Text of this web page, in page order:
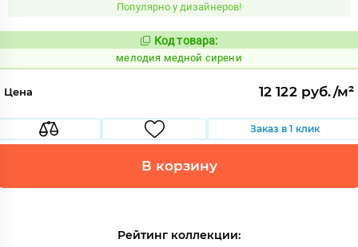
Популярно у дизайнеров!
Код:
959964
Код товара:
мелодия медной сирени
Цена 12 122 руб./м²
Заказ в 1 клик
В корзину
Рейтинг коллекции: